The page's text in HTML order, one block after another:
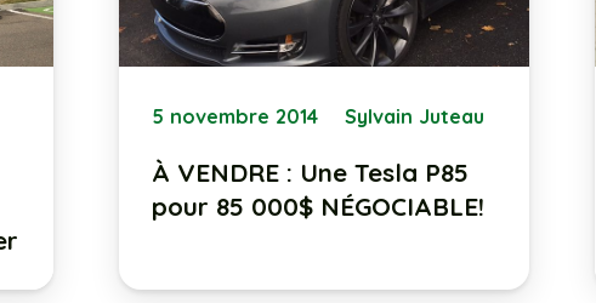
5 novembre 2014 Sylvain Juteau
À VENDRE : Une Tesla P85
pour 85 000$ NÉGOCIABLE!